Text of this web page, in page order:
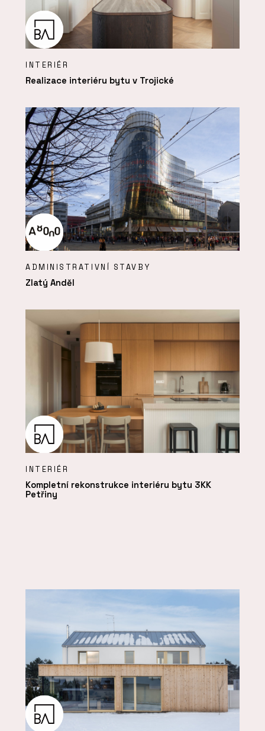
INTERIÉR
Realizace interiéru bytu v Trojické
ADMINISTRATIVNÍ STAVBY
Zlatý Anděl
INTERIÉR
Kompletní rekonstrukce interiéru bytu 3KK
Petřiny